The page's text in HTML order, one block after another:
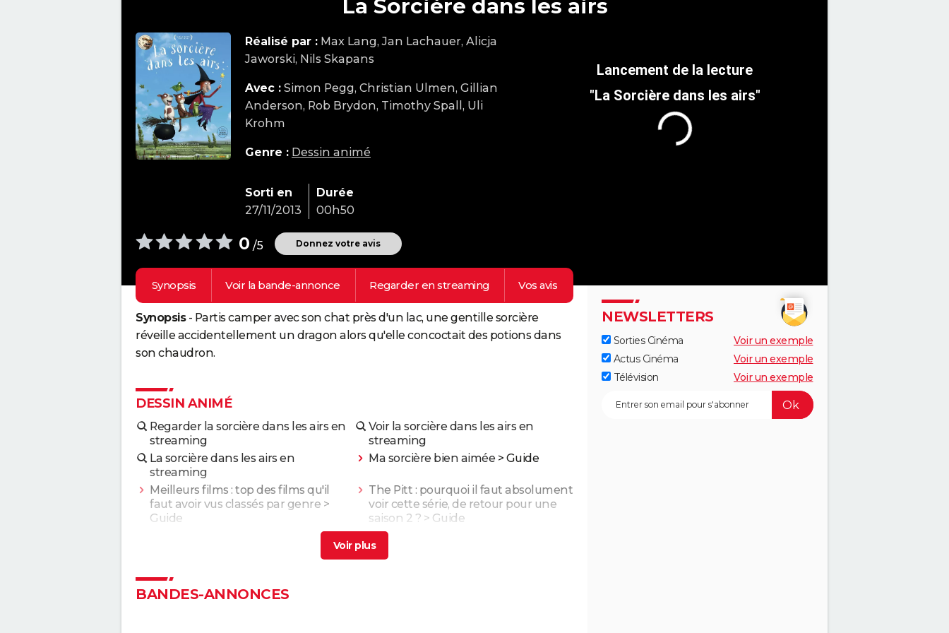
La Sorcière dans les airs
"La Sorcière dans les airs"
Réalisé par : Max Lang, Jan Lachauer, Alicja
Jaworski, Nils Skapans
Avec : Simon Pegg, Christian Ulmen, Gillian
Anderson, Rob Brydon, Timothy Spall, Uli
Krohm
Genre : Dessin animé
Sorti en
27/11/2013
Durée
00h50
0 /5 Donnez votre avis
Synopsis Voir la bande-annonce Regarder enstreaming Vosavis
Synopsis- Partis camper avec son chat près d'un lac, une gentille sorcière
réveille accidentellement un dragon alors qu'elle concoctait des potions dans
son chaudron.
DESSIN ANIMÉ
Regarder la sorcière dans les airs en
streaming
Voir la sorcière dans les airs en
streaming
La sorcière dans les airs en
streaming
Ma sorcière bien aimée > Guide
Meilleurs films : top des films qu'il
faut avoir vus classés par genre >
Guide
The Pitt : pourquoi il faut absolument
voir cette série, de retour pour une
saison 2 ? > Guide
La Môme : "Quel choc !" Est-ce Marion
Cotillard qui chante dans le film ?
Accueil - Biopic
Dragons 3 : verra-t-on un jour une
suite en dessin animé ? Le
BANDES-ANNONCES
NEWSLETTERS
Sorties Cinéma
Voir un exemple
Actus Cinéma
Voir un exemple
Télévision
Voir un exemple